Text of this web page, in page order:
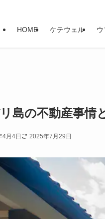
HOME ケテウェル
島の不動産事情
4月4日 2025年7月29日